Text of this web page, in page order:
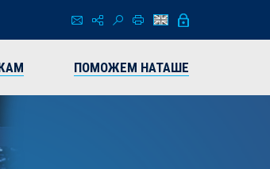
ПОМОЖЕМ НАТАШЕ